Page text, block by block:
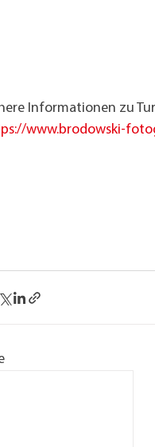
Informationen zu
www.brodowski-